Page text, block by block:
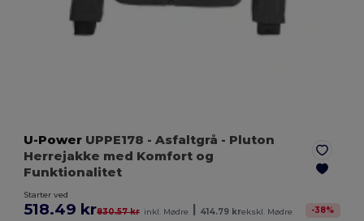
U-Power UPPE178 - Asfaltgrå - Pluton
Herrejakke med Komfort og
Funktionalitet
Starter ved
518.49 kr830.57 kr inkl. Mødre | 414.79 krekskl. Mødre -38%